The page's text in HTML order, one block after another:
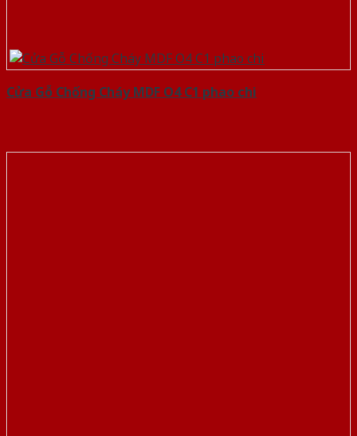
Cửa Gỗ Chống Cháy MDF O4 C1 phao chi